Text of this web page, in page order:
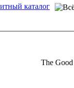
каталог
The